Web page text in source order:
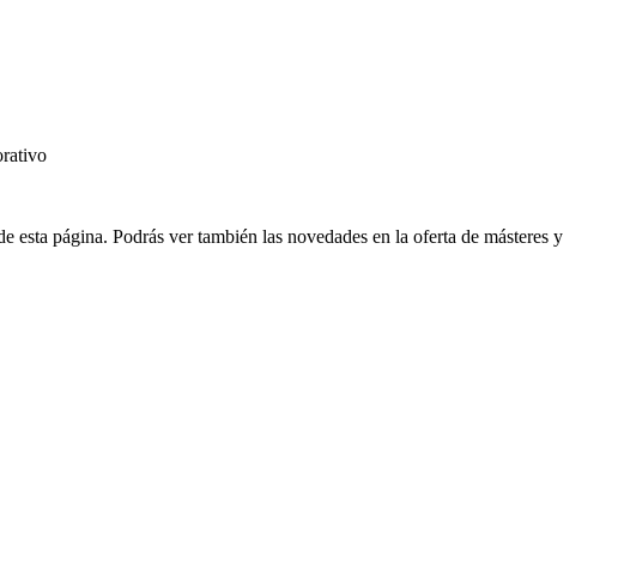
página. Podrás ver también las novedades en la oferta de másteres y